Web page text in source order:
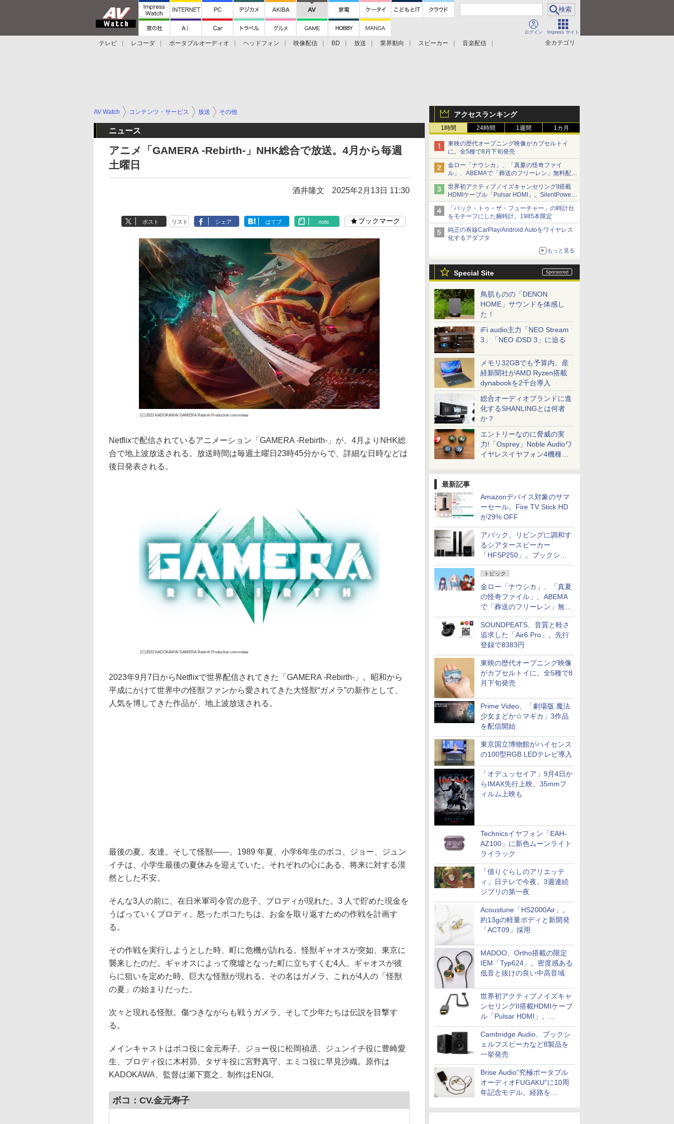
ログイン Impress サイト
全カテゴリ
テレビ レコーダ ポータブルオーディオ ヘッドフォン 映像配信 BD 放送 業界動向 スピーカー
音楽配信
アクセスランキング
1時間 24時間 1週間 1カ月
東映の歴代オープニング映像がカプセルトイ
に。全5種で8月下旬発売
金ロー「ナウシカ」、「真夏の怪奇ファイ
ル」、ABEMAで「葬送のフリーレン」無料配信
など。夏の特番・配信情報
世界初アクティブノイズキャンセリングII搭載
HDMIケーブル「Pulsar HDMI」。SilentPower
から
「バック・トゥ・ザ・フューチャー」の時計台
をモチーフにした腕時計。1985本限定
純正の有線CarPlay/Android Autoをワイヤレス
化するアダプタ
もっと見る
Special Site
鳥肌ものの「DENON
HOME」サウンドを体感し
た！
iFi audio主力「NEO Stream
3」「NEO iDSD 3」に迫る
メモリ32GBでも予算内。産
経新聞社がAMD Ryzen搭載
dynabookを2千台導入
総合オーディオブランドに進
化するSHANLINGとは何者
か？
エントリーなのに脅威の実
力!「Osprey」Noble Audioワ
イヤレスイヤフォン4機種を
最新記事
Amazonデバイス対象のサマ
ーセール。Fire TV Stick HD
が29% OFF
アバック、リビングに調和す
るシアタースピーカー
「HFSP250」。ブックシェ
ルフはペア3万円以下
トピック
金ロー「ナウシカ」、「真夏
の怪奇ファイル」、ABEMA
で「葬送のフリーレン」無料
配信など。夏の特番・配信情
報
SOUNDPEATS、音質と軽さ
追求した「Air6 Pro」。先行
登録で8383円
東映の歴代オープニング映像
がカプセルトイに。全5種で8
月下旬発売
Prime Video、「劇場版 魔法
少女まどか☆マギカ」3作品
を配信開始
東京国立博物館がハイセンス
の100型RGB LEDテレビ導入
「オデュッセイア」9月4日か
らIMAX先行上映。35mmフ
ィルム上映も
Technicsイヤフォン「EAH-
AZ100」に新色ムーンライト
ライラック
「借りぐらしのアリエッテ
ィ」日テレで今夜。3週連続
ジブリの第一夜
Acoustune「HS2000Air」。
約13gの軽量ボディと新開発
「ACT09」採用
MADOO、Ortho搭載の限定
IEM「Typ624」。密度感ある
低音と抜けの良い中高音域
世界初アクティブノイズキャ
ンセリングII搭載HDMIケーブ
ル「Pulsar HDMI」。
SilentPowerから
Cambridge Audio、ブックシ
ェルフスピーカなど8製品を
一挙発売
Brise Audio“究極ポータブル
オーディオFUGAKU”に10周
年記念モデル。経路を
AV Watch コンテンツ・サービス 放送 その他
ニュース
アニメ「GAMERA -Rebirth-」NHK総合で放送。4月から毎週
土曜日
酒井隆文 2025年2月13日 11:30
ポスト リスト シェア はてブ note ブックマーク
(C)2023 KADOKAWA/ GAMERA Rebirth Production committee
Netflixで配信されているアニメーション「GAMERA -Rebirth-」が、4月よりNHK総
合で地上波放送される。放送時間は毎週土曜日23時45分からで、詳細な日時などは
後日発表される。
(C)2023 KADOKAWA/ GAMERA Rebirth Production committee
2023年9月7日からNetflixで世界配信されてきた「GAMERA -Rebirth-」。昭和から
平成にかけて世界中の怪獣ファンから愛されてきた大怪獣“ガメラ”の新作として、
人気を博してきた作品が、地上波放送される。
最後の夏。友達。そして怪獣——。1989 年夏、小学6年生のボコ、ジョー、ジュン
イチは、小学生最後の夏休みを迎えていた。それぞれの心にある、将来に対する漠
然とした不安。
そんな3人の前に、在日米軍司令官の息子、ブロディが現れた。3 人で貯めた現金を
うばっていくブロディ。怒ったボコたちは、お金を取り返すための作戦を計画す
る。
その作戦を実行しようとした時、町に危機が訪れる。怪獣ギャオスが突如、東京に
襲来したのだ。ギャオスによって廃墟となった町に立ちすくむ4人。ギャオスが彼
らに狙いを定めた時、巨大な怪獣が現れる。その名はガメラ。これが4人の「怪獣
の夏」の始まりだった。
次々と現れる怪獣。傷つきながらも戦うガメラ。そして少年たちは伝説を目撃す
る。
メインキャストはボコ役に金元寿子、ジョー役に松岡禎丞、ジュンイチ役に豊崎愛
生、ブロディ役に木村昴、タザキ役に宮野真守、エミコ役に早見沙織。原作は
KADOKAWA、監督は瀬下寛之、制作はENGI。
ボコ：CV.金元寿子